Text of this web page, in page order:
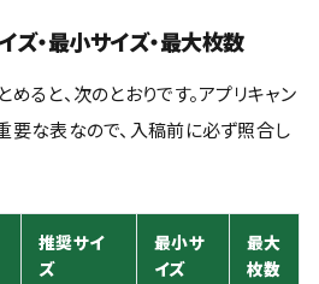
・最小サイズ・最大枚数
ると、次のとおりです。アプリキャン
要な表なので、入稿前に必ず照合し
推奨サイ
ズ
最小サ
イズ
最大
枚数